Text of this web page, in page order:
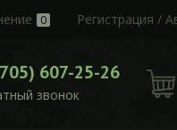
0 Регистрация /
607-25-26
звонок